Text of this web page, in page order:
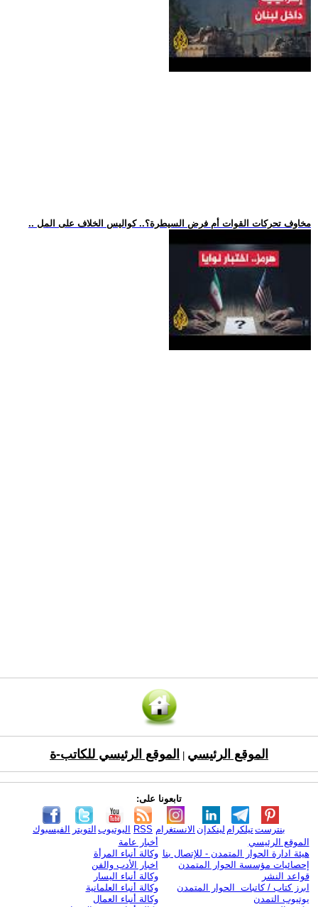
.. مخاوف تحركات القوات أم فرض السيطرة؟.. كواليس الخلاف على المل
الموقع الرئيسي الموقع الرئيسي للكاتب-ة
تابعونا على:
الفيسبوك التويتر اليوتيوب RSS الانستغرام لينكدإن تيلكرامبنترست
الموقع الرئيسي
هيئة ادارة الحوار المتمدن - للإتصال بنا
إحصائيات مؤسسة الحوار المتمدن
قواعد النشر
ابرز كتاب / كاتبات الحوار المتمدن
يوتيوب التمدن
أخبار عامة
وكالة أنباء المرأة
اخبار الأدب والفن
وكالة أنباء اليسار
وكالة أنباء العلمانية
وكالة أنباء العمال